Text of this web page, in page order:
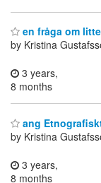
en fråga om
by Kristina
3 years,
8 months
ang
by Kristina
3 years,
8 months